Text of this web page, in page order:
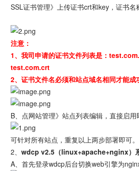
SSL证书管理》上传证书crt和key，证书
注意：
1、我司申请的证书文件列表是：
test.com.crt
2、证书文件名必须和站点域名相同才能
B、点网站管理》站点列表编辑，直接启用
可针对所有站点，重复以上两步部署即可。
2、 wdcp v2.5（linux+apache+nginx）
A、首先登录wdcp后台切换web引擎为